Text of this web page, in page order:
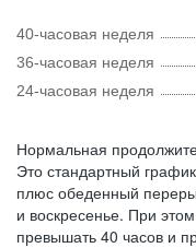
40-часовая неделя
36-часовая неделя
24-часовая неделя
Нормальная
Это стандартный
плюс обеденный
и воскресенье. При
превышать 40 часов и